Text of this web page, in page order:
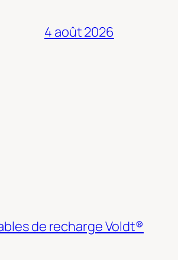
4 août 2026
de recharge Voldt®